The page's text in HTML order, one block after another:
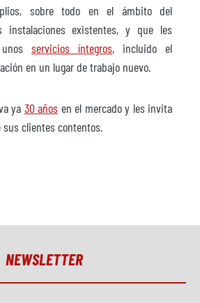
sobre todo en el ámbito del
instalaciones existentes, y que les
servicios íntegros, incluido el
en un lugar de trabajo nuevo.
ya 30 años en el mercado y les invita
clientes contentos.
NEWSLETTER